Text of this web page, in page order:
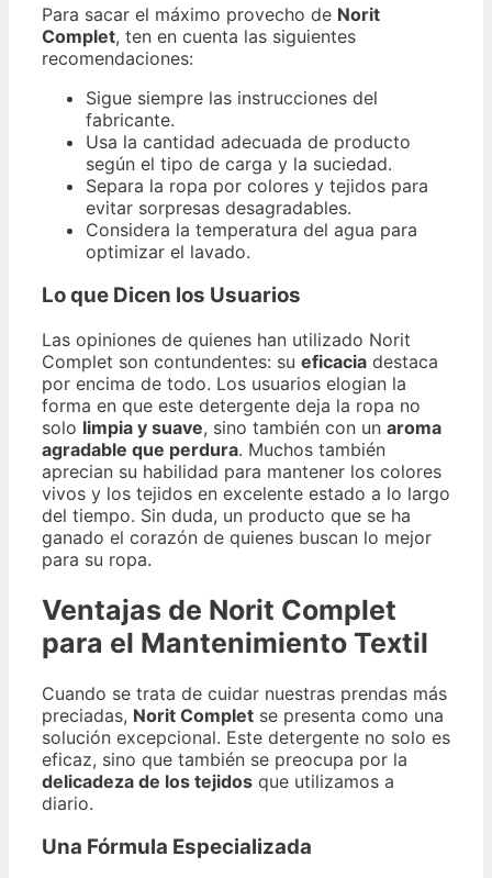
Para sacar el máximo provecho de Norit
Complet, ten en cuenta las siguientes
recomendaciones:
Sigue siempre las instrucciones del
fabricante.
Usa la cantidad adecuada de producto
según el tipo de carga y la suciedad.
Separa la ropa por colores y tejidos para
evitar sorpresas desagradables.
Considera la temperatura del agua para
optimizar el lavado.
Lo que Dicen los Usuarios
Las opiniones de quienes han utilizado Norit
Complet son contundentes: su eficacia destaca
por encima de todo. Los usuarios elogian la
forma en que este detergente deja la ropa no
solo limpia y suave, sino también con un aroma
agradable que perdura. Muchos también
aprecian su habilidad para mantener los colores
vivos y los tejidos en excelente estado a lo largo
del tiempo. Sin duda, un producto que se ha
ganado el corazón de quienes buscan lo mejor
para su ropa.
Ventajas de Norit Complet
para el Mantenimiento Textil
Cuando se trata de cuidar nuestras prendas más
preciadas, Norit Complet se presenta como una
solución excepcional. Este detergente no solo es
eficaz, sino que también se preocupa por la
delicadeza de los tejidos que utilizamos a
diario.
Una Fórmula Especializada